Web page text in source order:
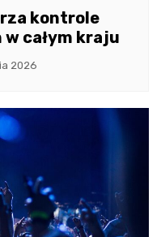
kontrole
całym kraju
2026